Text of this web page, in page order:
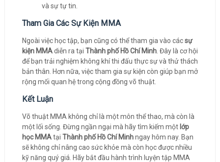
và sự tự tin.
Tham Gia Các Sự Kiện MMA
Ngoài việc học tập, bạn cũng có thể tham gia vào cácsự
kiện MMAdiễn ra tại Thành phố Hồ Chí Minh. Đây là cơ hội
để bạn trải nghiệm không khí thi đấu thực sự và thử thách
bản thân. Hơn nữa, việc tham gia sự kiện còn giúp bạn mở
rộng mối quan hệ trong cộng đồng võ thuật.
Kết Luận
Võ thuật MMA không chỉ là một môn thể thao, mà còn là
một lối sống. Đừng ngần ngại mà hãy tìm kiếm một lớp
học MMAtại Thành phố Hồ Chí Minhngay hôm nay. Bạn
sẽ không chỉ nâng cao sức khỏe mà còn học được nhiều
kỹ năng quý giá. Hãy bắt đầu hành trình luyện tập MMA